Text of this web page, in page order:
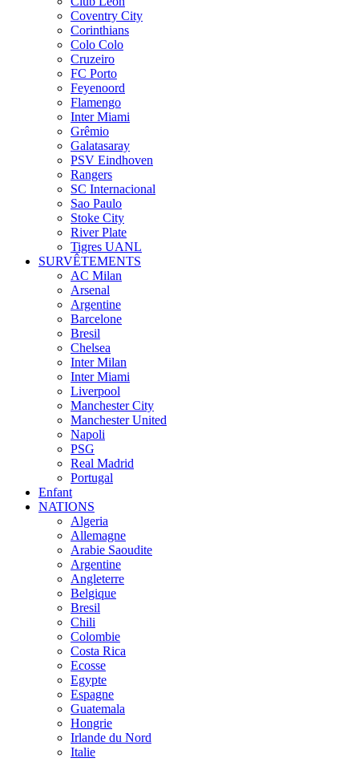
Coventry City
Corinthians
Colo Colo
Cruzeiro
FC Porto
Feyenoord
Flamengo
Inter Miami
Grêmio
Galatasaray
PSV Eindhoven
Rangers
SC Internacional
Sao Paulo
Stoke City
River Plate
Tigres UANL
SURVÊTEMENTS
AC Milan
Arsenal
Argentine
Barcelone
Bresil
Chelsea
Inter Milan
Inter Miami
Liverpool
Manchester City
Manchester United
Napoli
PSG
Real Madrid
Portugal
Enfant
NATIONS
Algeria
Allemagne
Arabie Saoudite
Argentine
Angleterre
Belgique
Bresil
Chili
Colombie
Costa Rica
Ecosse
Egypte
Espagne
Guatemala
Hongrie
Irlande du Nord
Italie